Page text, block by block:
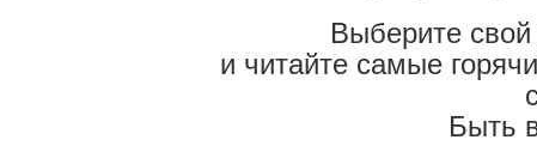
Выберите
и читайте самые
Быть